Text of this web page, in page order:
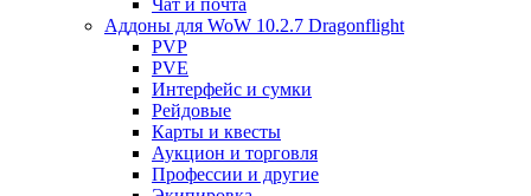
Чат и почта
Аддоны для WoW 10.2.7 Dragonflight
PVP
PVE
Интерфейс и сумки
Рейдовые
Карты и квесты
Аукцион и торговля
Профессии и другие